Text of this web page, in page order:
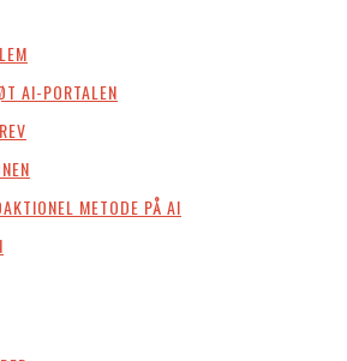
AI-PORTALEN
METODE PÅ AI